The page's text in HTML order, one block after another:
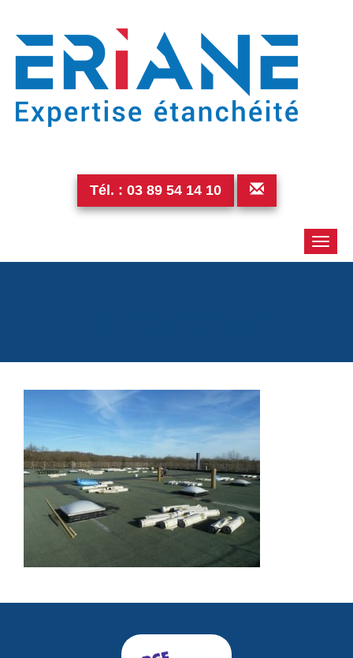
Tél. : 03 89 54 14 10
Toggle